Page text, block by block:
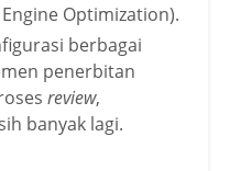
Optimization).
berbagai
penerbitan
review,
banyak lagi.